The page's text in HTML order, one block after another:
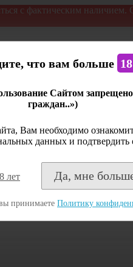
с фактическим наличием.
что вам больше
Сайтом
граждан..»)
Вам необходимо
данных и подтвердить
лет Да, мне
принимаете Политику